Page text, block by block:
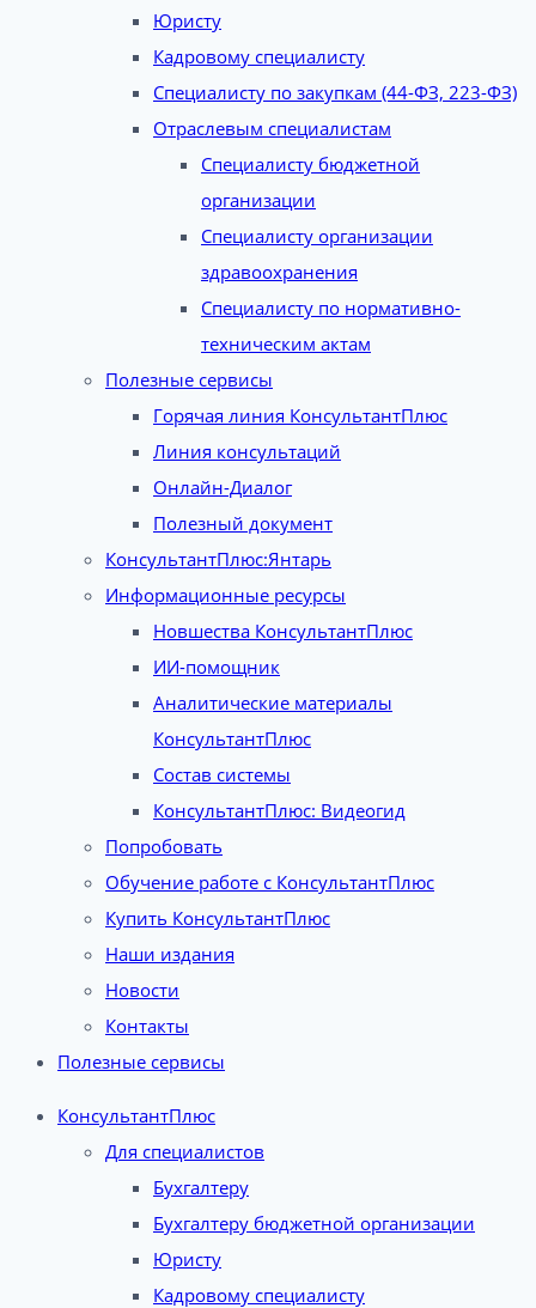
Юристу
Кадровому специалисту
Специалисту по закупкам (44-ФЗ, 223-ФЗ)
Отраслевым специалистам
Специалисту бюджетной
организации
Специалисту организации
здравоохранения
Специалисту по нормативно-
техническим актам
Полезные сервисы
Горячая линия КонсультантПлюс
Линия консультаций
Онлайн-Диалог
Полезный документ
КонсультантПлюс:Янтарь
Информационные ресурсы
Новшества КонсультантПлюс
ИИ-помощник
Аналитические материалы
КонсультантПлюс
Состав системы
КонсультантПлюс: Видеогид
Попробовать
Обучение работе с КонсультантПлюс
Купить КонсультантПлюс
Наши издания
Новости
Контакты
Полезные сервисы
КонсультантПлюс
Для специалистов
Бухгалтеру
Бухгалтеру бюджетной организации
Юристу
Кадровому специалисту